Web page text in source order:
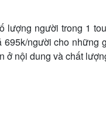
lượng người trong 1
695k/người cho những
ở nội dung và chất